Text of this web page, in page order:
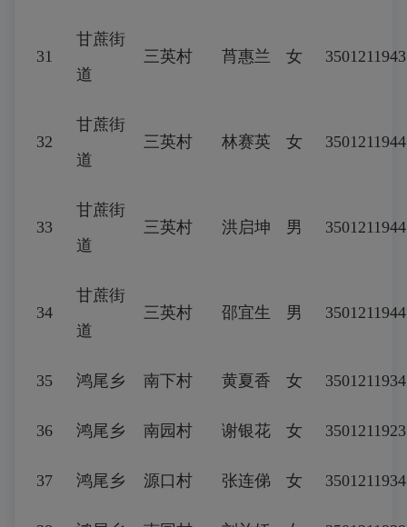
31
甘蔗街
道
三英村 莦惠兰 女
32
甘蔗街
道
三英村 林赛英 女
33
甘蔗街
道
三英村 洪启坤 男
34
甘蔗街
道
三英村 邵宜生 男
35 鸿尾乡 南下村 黄夏香 女
36 鸿尾乡 南园村 谢银花 女
37 鸿尾乡 源口村 张连俤 女